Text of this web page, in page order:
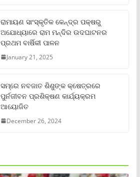
ରାମାୟଣ ସାଂସ୍କୃତିକ କେନ୍ଦ୍ର ପକ୍ଷରୁ
ଅଯୋଧ୍ୟାରେ ରାମ ମନ୍ଦିର ଉଦଘାଟନର
ପ୍ରଥମ ବାର୍ଷିକୀ ପାଳନ
January 21, 2025
ସମ୍‌ରେ ନବଜାତ ଶିଶୁଙ୍କ କ୍ଷେତ୍ରରେ
ପୁର୍ନଜୀବନ ପ୍ରଶିକ୍ଷଣ କାର୍ଯ୍ୟକ୍ରମ
ଆୟୋଜିତ
December 26, 2024